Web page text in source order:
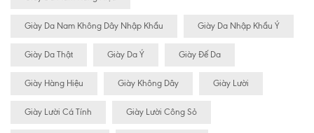
Giày Da Nam Không Dây Nhập Khẩu Giày Da Nhập Khẩu Ý
Giày Da Thật Giày Da Ý Giày Đế Da
Giày Hàng Hiệu Giày Không Dây Giày Lười
Giày Lười Cá Tính Giày Lười Công Sỏ